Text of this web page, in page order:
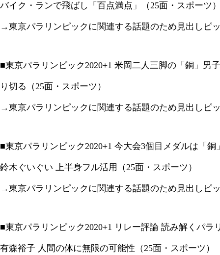
バイク・ランで飛ばし「百点満点」（25面・スポーツ
→東京パラリンピックに関連する話題のため見出しピ
■東京パラリンピック2020+1 米岡二人三脚の「銅」男
り切る（25面・スポーツ）
→東京パラリンピックに関連する話題のため見出しピ
■東京パラリンピック2020+1 今大会3個目メダルは「
鈴木ぐいぐい 上半身フル活用（25面・スポーツ）
→東京パラリンピックに関連する話題のため見出しピ
■東京パラリンピック2020+1 リレー評論 読み解くパ
有森裕子 人間の体に無限の可能性（25面・スポーツ）